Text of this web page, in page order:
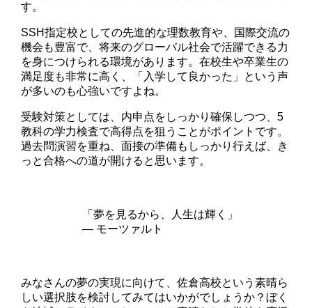
す。
SSH指定校としての先進的な理数教育や、国際交流の
機会も豊富で、将来のグローバル社会で活躍できる力
を身につけられる環境があります。在校生や卒業生の
満足度も非常に高く、「入学して良かった」という声
が多いのも心強いですよね。
受験対策としては、内申点をしっかり確保しつつ、5
教科の学力検査で高得点を狙うことがポイントです。
過去問演習を重ね、面接の準備もしっかり行えば、き
っと合格への道が開けると思います。
「夢を見るから、人生は輝く」
― モーツァルト
みなさんの夢の実現に向けて、佐倉高校という素晴ら
しい選択肢を検討してみてはいかがでしょうか？ぼく